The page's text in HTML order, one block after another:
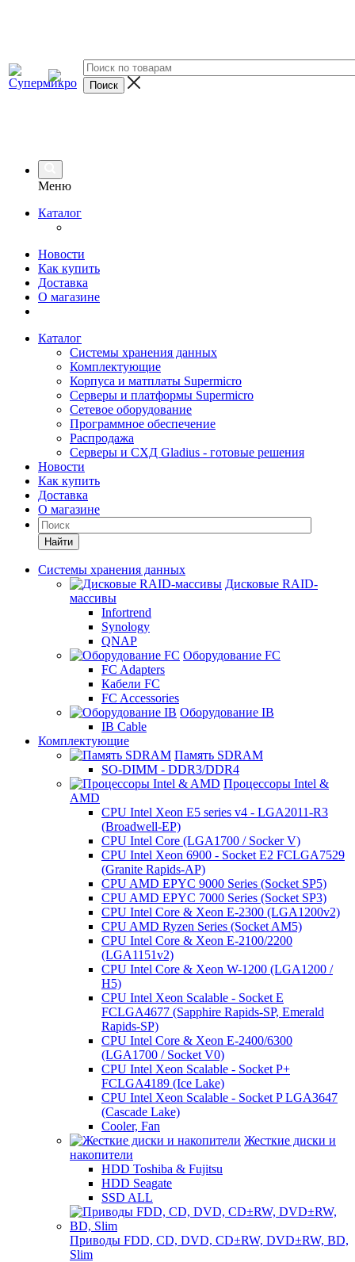
Меню
Каталог
Новости
Как купить
Доставка
О магазине
Каталог
Системы хранения данных
Комплектующие
Корпуса и матплаты Supermicro
Серверы и платформы Supermicro
Сетевое оборудование
Программное обеспечение
Распродажа
Серверы и СХД Gladius - готовые решения
Новости
Как купить
Доставка
О магазине
Найти
Системы хранения данных
Дисковые RAID-
массивы
Infortrend
Synology
QNAP
Оборудование FC
FC Adapters
Кабели FC
FC Accessories
Оборудование IB
IB Cable
Комплектующие
Память SDRAM
SO-DIMM - DDR3/DDR4
Процессоры Intel &
AMD
CPU Intel Xeon E5 series v4 - LGA2011-R3
(Broadwell-EP)
CPU Intel Core (LGA1700 / Socker V)
CPU Intel Xeon 6900 - Socket E2 FCLGA7529
(Granite Rapids-AP)
CPU AMD EPYC 9000 Series (Socket SP5)
CPU AMD EPYC 7000 Series (Socket SP3)
CPU Intel Core & Xeon E-2300 (LGA1200v2)
CPU AMD Ryzen Series (Socket AM5)
CPU Intel Core & Xeon E-2100/2200
(LGA1151v2)
CPU Intel Core & Xeon W-1200 (LGA1200 /
H5)
CPU Intel Xeon Scalable - Socket E
FCLGA4677 (Sapphire Rapids-SP, Emerald
Rapids-SP)
CPU Intel Core & Xeon E-2400/6300
(LGA1700 / Socket V0)
CPU Intel Xeon Scalable - Socket P+
FCLGA4189 (Ice Lake)
CPU Intel Xeon Scalable - Socket P LGA3647
(Cascade Lake)
Cooler, Fan
Жесткие диски и
накопители
HDD Toshiba & Fujitsu
HDD Seagate
SSD ALL
Приводы FDD, CD, DVD, CD±RW, DVD±RW, BD,
Slim